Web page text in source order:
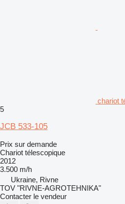
chariot
5
JCB 533-105
Prix sur demande
Chariot télescopique
2012
3.500 m/h
Ukraine, Rivne
TOV "RIVNE-AGROTEHNIKA"
Contacter le vendeur